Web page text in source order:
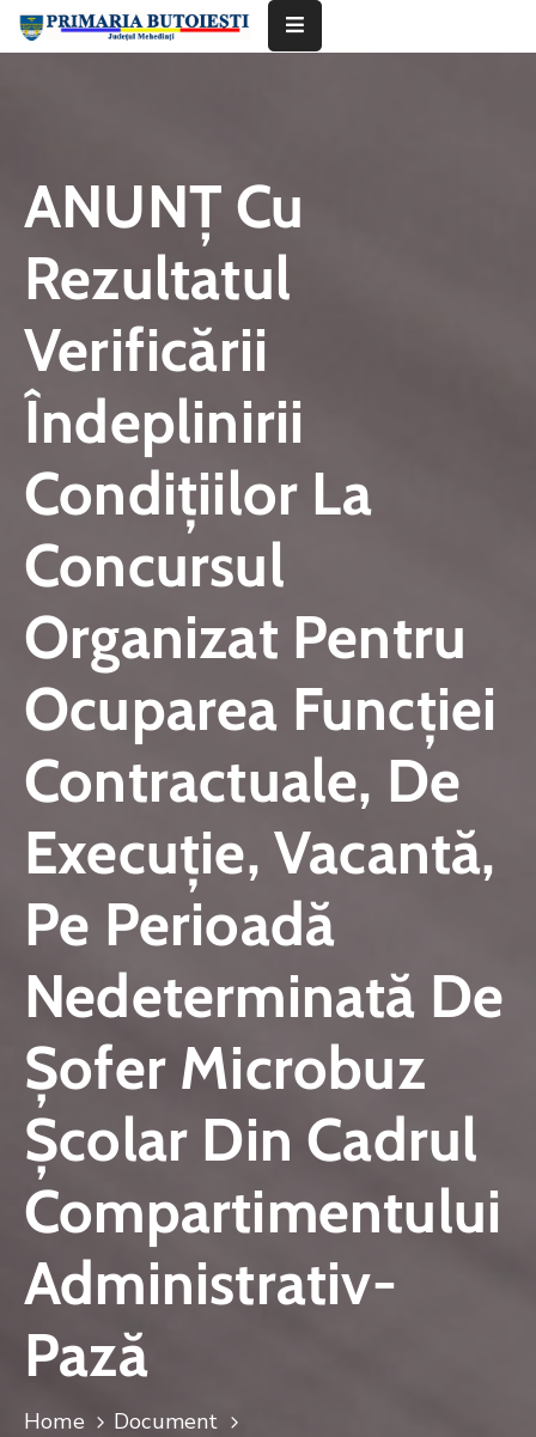
Informații
Interes
Public
Contact
ANUNŢ Cu
Rezultatul
Verificării
Îndeplinirii
Condiţiilor La
Concursul
Organizat Pentru
Ocuparea Funcţiei
Contractuale, De
Execuție, Vacantă,
Pe Perioadă
Nedeterminată De
Şofer Microbuz
Şcolar Din Cadrul
Compartimentului
Administrativ-
Pază
Home
Document